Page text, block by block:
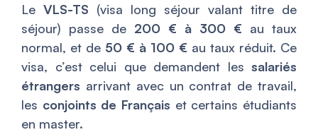
Le VLS-TS (visa long séjour valant titre de
séjour) passe de 200 € à 300 € au taux
normal, et de 50 € à 100 € au taux réduit. Ce
visa, c’est celui que demandent les salariés
étrangers arrivant avec un contrat de travail,
les conjoints de Français et certains étudiants
en master.